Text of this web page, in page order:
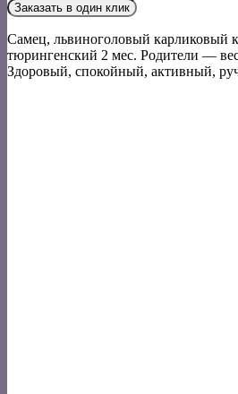
Заказать в один клик
Самец, львиноголовый карликовый
тюрингенский 2 мес. Родители —
Здоровый, спокойный, активный,